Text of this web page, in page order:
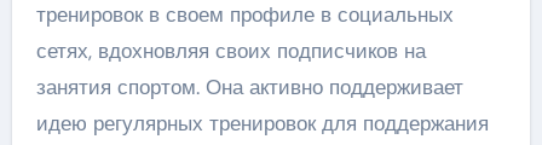
тренировок в своем профиле в социальных
сетях, вдохновляя своих подписчиков на
занятия спортом. Она активно поддерживает
идею регулярных тренировок для поддержания